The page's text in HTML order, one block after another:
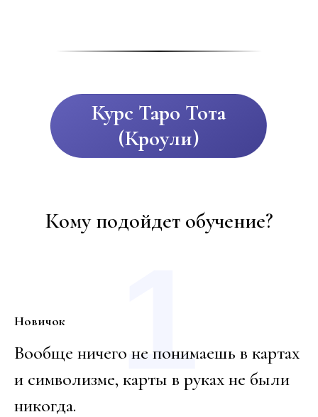
Курс Таро Тота
(Кроули)
Кому подойдет обучение?
Новичок
Вообще ничего не понимаешь в картах
и символизме, карты в руках не были
никогда.
1